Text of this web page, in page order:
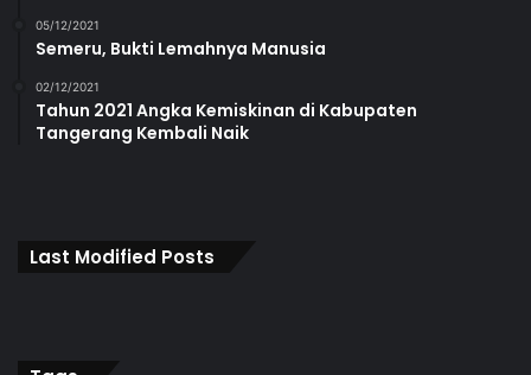
05/12/2021
Semeru, Bukti Lemahnya Manusia
02/12/2021
Tahun 2021 Angka Kemiskinan di Kabupaten
Tangerang Kembali Naik
Last Modified Posts